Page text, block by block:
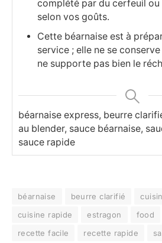
complété par du cerfeuil
selon vos goûts.
Cette béarnaise est à
service ; elle ne se
ne supporte pas bien le
béarnaise express, beurre
au blender, sauce béarnaise,
sauce rapide
béarnaise beurre clarifié
cuisine rapide
estragon food
recette facile
recette rapide